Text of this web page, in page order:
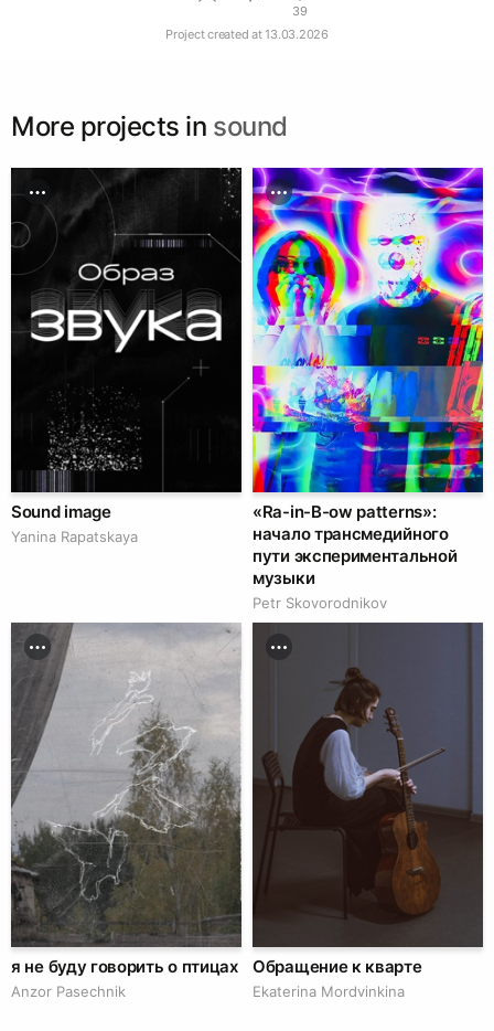
39
Project created at13.03.2026
More projects in sound
Sound image
Yanina Rapatskaya
«Ra-in-B-ow patterns»:
начало трансмедийного
пути экспериментальной
музыки
Petr Skovorodnikov
я не буду говорить о птицах
Anzor Pasechnik
Обращение к кварте
Ekaterina Mordvinkina